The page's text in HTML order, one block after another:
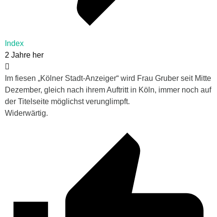
Index
2 Jahre her
Im fiesen „Kölner Stadt-Anzeiger“ wird Frau Gruber seit Mitte
Dezember, gleich nach ihrem Auftritt in Köln, immer noch auf
der Titelseite möglichst verunglimpft.
Widerwärtig.